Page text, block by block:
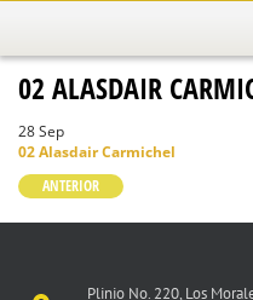
02 ALASDAIR
28 Sep
02 Alasdair Carmichel
ANTERIOR
Plinio No. 220, Los